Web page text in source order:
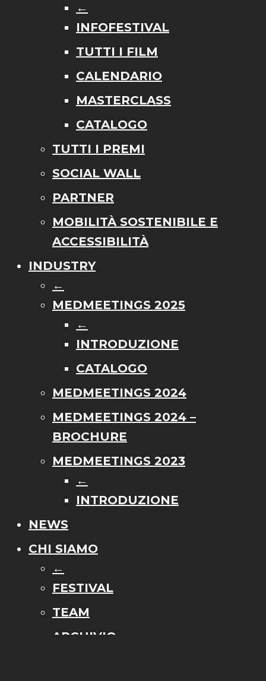
←
INFOFESTIVAL
TUTTI I FILM
CALENDARIO
MASTERCLASS
CATALOGO
TUTTI I PREMI
SOCIAL WALL
PARTNER
MOBILITÀ SOSTENIBILE E
ACCESSIBILITÀ
INDUSTRY
←
MEDMEETINGS 2025
←
INTRODUZIONE
CATALOGO
MEDMEETINGS 2024
MEDMEETINGS 2024 –
BROCHURE
MEDMEETINGS 2023
←
INTRODUZIONE
NEWS
CHI SIAMO
←
FESTIVAL
TEAM
ARCHIVIO